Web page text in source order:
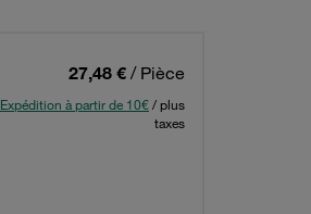
27,48 € / Pièce
Expédition à partir de 10€/ plus
taxes